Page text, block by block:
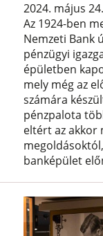
2024. május
Az 1924-ben
Nemzeti Bank
pénzügyi
épületben
mely még az
számára
pénzpalota
eltért az akkor
banképület